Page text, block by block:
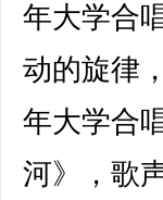
年大学合
动的旋律
年大学合
河》，歌